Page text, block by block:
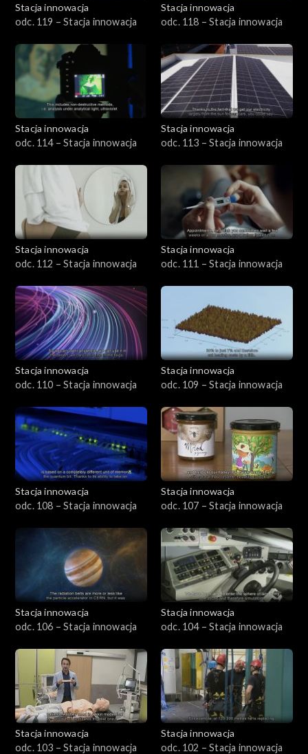
Stacja innowacja
odc. 119 – Stacja innowacja
Stacja innowacja
odc. 118 – Stacja innowacja
Stacja innowacja
odc. 114 – Stacja innowacja
Stacja innowacja
odc. 113 – Stacja innowacja
Stacja innowacja
odc. 112 – Stacja innowacja
Stacja innowacja
odc. 111 – Stacja innowacja
Stacja innowacja
odc. 110 – Stacja innowacja
Stacja innowacja
odc. 109 – Stacja innowacja
Stacja innowacja
odc. 108 – Stacja innowacja
Stacja innowacja
odc. 107 – Stacja innowacja
Stacja innowacja
odc. 106 – Stacja innowacja
Stacja innowacja
odc. 104 – Stacja innowacja
Stacja innowacja
odc. 103 – Stacja innowacja
Stacja innowacja
odc. 102 – Stacja innowacja